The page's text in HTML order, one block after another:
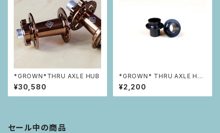
*GROWN*THRU AXLE HUB
¥30,580
*GROWN* THRU AXLE HU
B 用 フロント15mm アダプター
¥2,200
セール中の商品